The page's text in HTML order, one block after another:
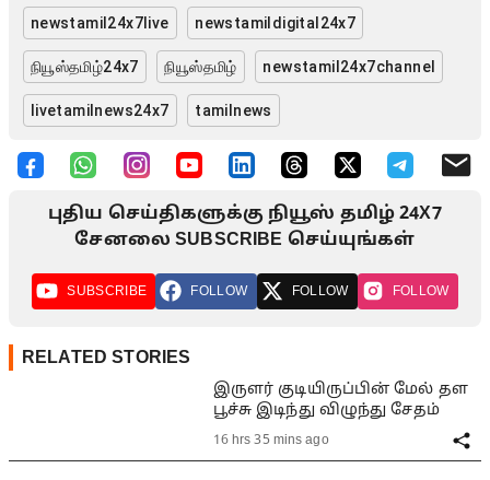
newstamil24x7live newstamildigital24x7
நியூஸ்தமிழ்24x7 நியூஸ்தமிழ் newstamil24x7channel
livetamilnews24x7 tamilnews
புதிய செய்திகளுக்கு நியூஸ் தமிழ் 24X7
சேனலை SUBSCRIBE செய்யுங்கள்
SUBSCRIBE FOLLOW FOLLOW FOLLOW
RELATED STORIES
இருளர் குடியிருப்பின் மேல் தள
பூச்சு இடிந்து விழுந்து சேதம்
16 hrs 35 mins ago